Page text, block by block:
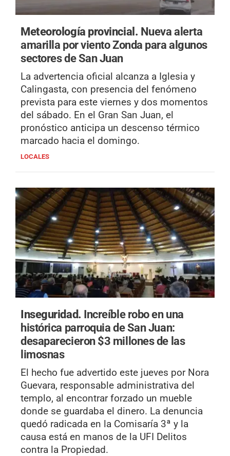
Meteorología provincial. Nueva alerta
amarilla por viento Zonda para algunos
sectores de San Juan
La advertencia oficial alcanza a Iglesia y
Calingasta, con presencia del fenómeno
prevista para este viernes y dos momentos
del sábado. En el Gran San Juan, el
pronóstico anticipa un descenso térmico
marcado hacia el domingo.
LOCALES
Inseguridad. Increíble robo en una
histórica parroquia de San Juan:
desaparecieron $3 millones de las
limosnas
El hecho fue advertido este jueves por Nora
Guevara, responsable administrativa del
templo, al encontrar forzado un mueble
donde se guardaba el dinero. La denuncia
quedó radicada en la Comisaría 3ª y la
causa está en manos de la UFI Delitos
contra la Propiedad.